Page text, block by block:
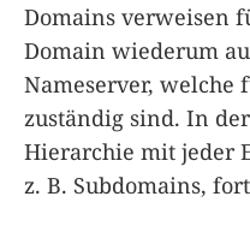
Domains verweisen
Domain wiederum
Nameserver, welche
zuständig sind. In
Hierarchie mit jeder
z. B. Subdomains,